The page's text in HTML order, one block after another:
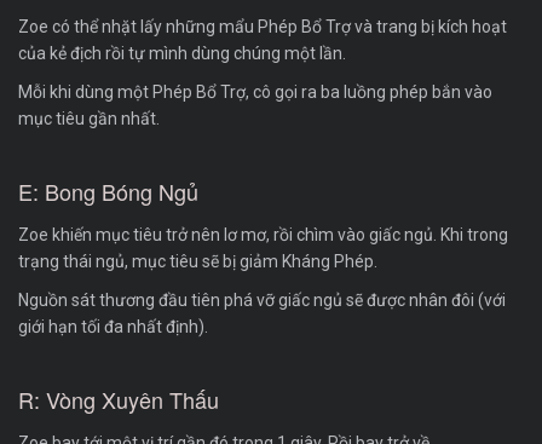
Zoe có thể nhặt lấy những mẩu Phép Bổ Trợ và trang bị kích hoạt
của kẻ địch rồi tự mình dùng chúng một lần.
Mỗi khi dùng một Phép Bổ Trợ, cô gọi ra ba luồng phép bắn vào
mục tiêu gần nhất.
E: Bong Bóng Ngủ
Zoe khiến mục tiêu trở nên lơ mơ, rồi chìm vào giấc ngủ. Khi trong
trạng thái ngủ, mục tiêu sẽ bị giảm Kháng Phép.
Nguồn sát thương đầu tiên phá vỡ giấc ngủ sẽ được nhân đôi (với
giới hạn tối đa nhất định).
R: Vòng Xuyên Thấu